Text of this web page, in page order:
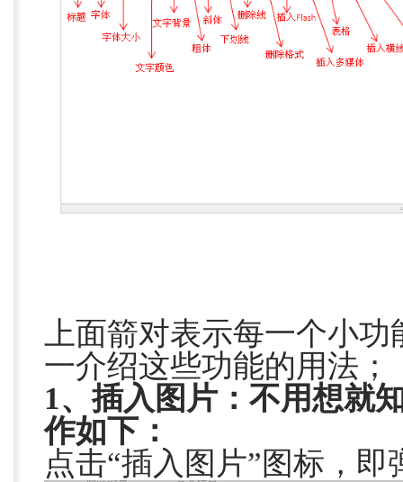
上面箭对表示每一个小
一介绍这些功能的用法；
1、插入图片：不用想就
作如下：
点击“插入图片”图标，